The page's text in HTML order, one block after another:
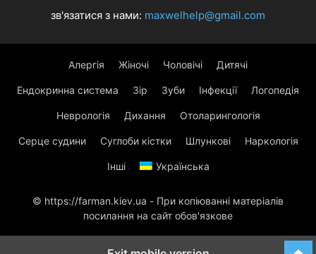
зв'язатися з нами: maxwelhelp@gmail.com
Алергія Жіночі Чоловічі Дитячі
Ендокринна система Зір Зуби Інфекції Логопедія
Неврологія Дихання Отоларингологія
Серце судини Суглоби кістки Шлункові Наркологія
Інші Українська
© https://farman.kiev.ua - При копіюванні матеріалів
посилання на сайт обов'язкове